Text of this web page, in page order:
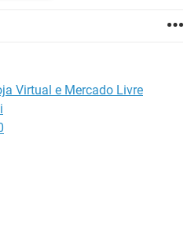
Virtual e Mercado Livre